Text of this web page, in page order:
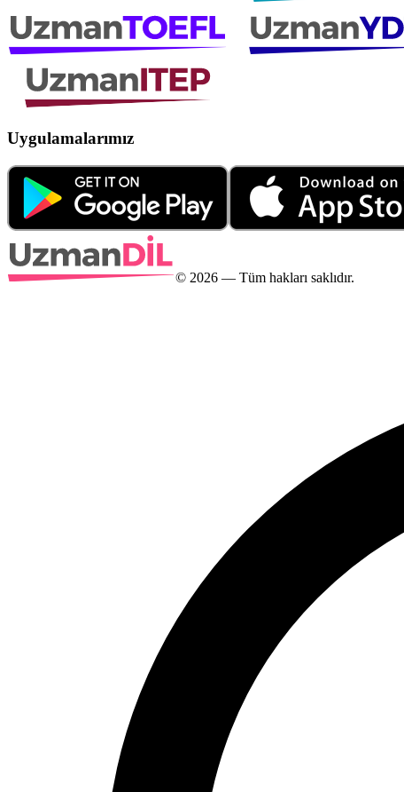
Uygulamalarımız
© 2026 — Tüm hakları saklıdır.